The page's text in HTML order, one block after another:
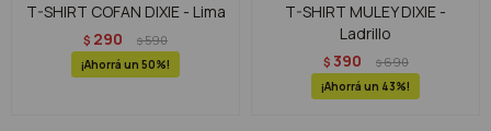
T-SHIRT COFAN DIXIE - Lima
$ 290 $590
50
T-SHIRT MULEY DIXIE -
Ladrillo
$ 390 $690
43